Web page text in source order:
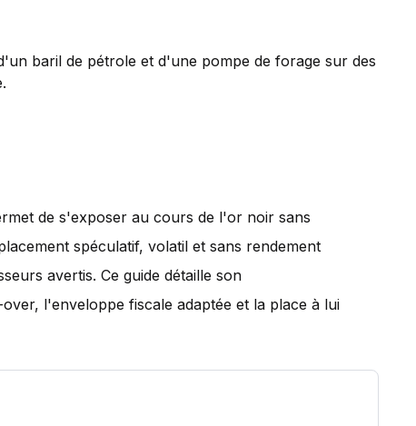
de s'exposer au cours de l'or noir sans
spéculatif, volatil et sans rendement
avertis. Ce guide détaille son
l'enveloppe fiscale adaptée et la place à lui